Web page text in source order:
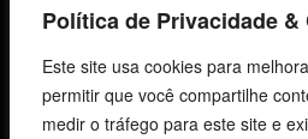
Política de Privacidade &
Este site usa cookies para
permitir que você compartilhe
medir o tráfego para este site e
Lista de Desejos
Termos e Condições